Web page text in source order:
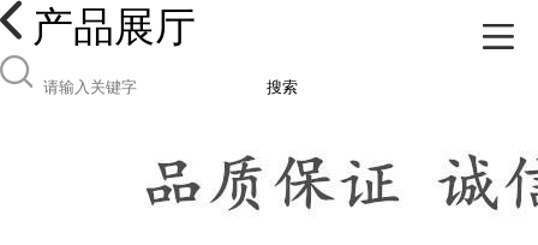
产品展厅
搜索